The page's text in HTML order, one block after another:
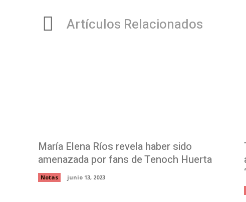
Artículos Relacionados
María Elena Ríos revela haber sido
amenazada por fans de Tenoch Huerta
Notas junio 13, 2023